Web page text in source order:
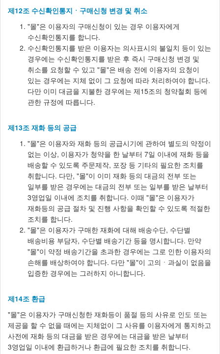
제12조 수신확인통지ㆍ구매신청 변경 및 취소
"몰"은 이용자의 구매신청이 있는 경우 이용자에게
수신확인통지를 합니다.
수신확인통지를 받은 이용자는 의사표시의 불일치 등이 있는
경우에는 수신확인통지를 받은 후 즉시 구매신청 변경 및
취소를 요청할 수 있고 "몰"은 배송 전에 이용자의 요청이
있는 경우에는 지체 없이 그 요청에 따라 처리하여야 합니다.
다만 이미 대금을 지불한 경우에는 제15조의 청약철회 등에
관한 규정에 따릅니다.
제13조 재화 등의 공급
"몰"은 이용자와 재화 등의 공급시기에 관하여 별도의 약정이
없는 이상, 이용자가 청약을 한 날부터 7일 이내에 재화 등을
배송할 수 있도록 주문제작, 포장 등 기타의 필요한 조치를
취합니다. 다만, "몰"이 이미 재화 등의 대금의 전부 또는
일부를 받은 경우에는 대금의 전부 또는 일부를 받은 날부터
3영업일 이내에 조치를 취합니다. 이때 "몰"은 이용자가
재화등의 공급 절차 및 진행 사항을 확인할 수 있도록 적절한
조치를 합니다.
"몰"은 이용자가 구매한 재화에 대해 배송수단, 수단별
배송비용 부담자, 수단별 배송기간 등을 명시합니다. 만약
"몰"이 약정 배송기간을 초과한 경우에는 그로 인한 이용자의
손해를 배상하여야 합니다. 다만 "몰"이 고의ㆍ과실이 없음을
입증한 경우에는 그러하지 아니합니다.
제14조 환급
"몰"은 이용자가 구매신청한 재화등이 품절 등의 사유로 인도 또는
제공을 할 수 없을 때에는 지체없이 그 사유를 이용자에게 통지하고
사전에 재화 등의 대금을 받은 경우에는 대금을 받은 날부터
3영업일 이내에 환급하거나 환급에 필요한 조치를 취합니다.